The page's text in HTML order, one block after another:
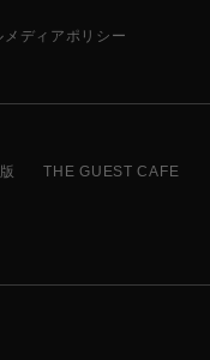
メディアポリシー
THE GUEST CAFE